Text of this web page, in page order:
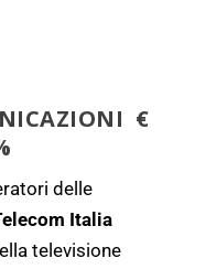
€
delle
Italia
televisione